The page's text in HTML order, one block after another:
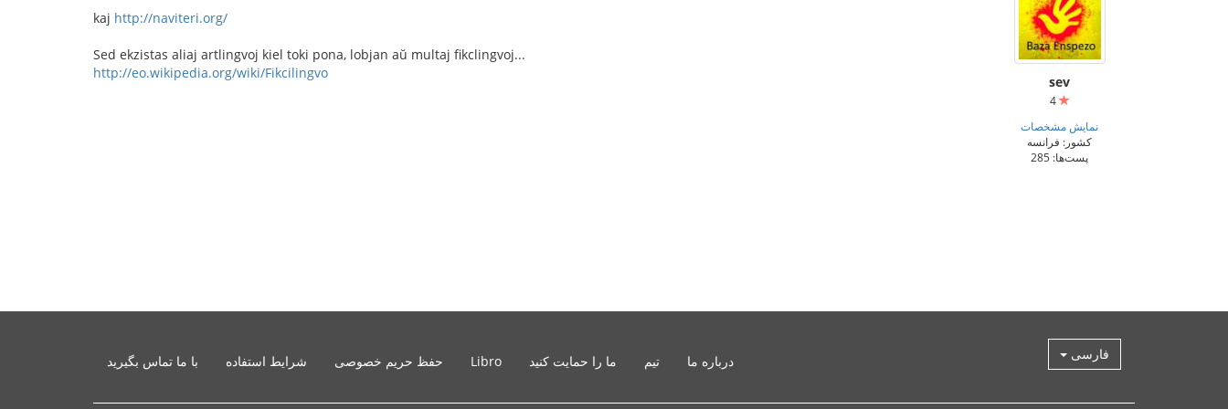
sev
4
نمایش مشخصات
کشور: فرانسه
پست‌ها: 285
kaj http://naviteri.org/
Sed ekzistas aliaj artlingvoj kiel toki pona, lobjan aŭ multaj fikclingvoj...
http://eo.wikipedia.org/wiki/Fikcilingvo
فارسی درباره ما تیم ما را حمایت کنید Libro حفظ حریم خصوصی شرایط استفاده با ما تماس بگیرید